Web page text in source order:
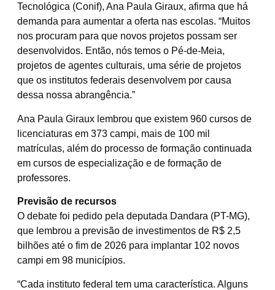
Tecnológica (Conif), Ana Paula Giraux, afirma que há
demanda para aumentar a oferta nas escolas. “Muitos
nos procuram para que novos projetos possam ser
desenvolvidos. Então, nós temos o Pé-de-Meia,
projetos de agentes culturais, uma série de projetos
que os institutos federais desenvolvem por causa
dessa nossa abrangência.”
Ana Paula Giraux lembrou que existem 960 cursos de
licenciaturas em 373 campi, mais de 100 mil
matrículas, além do processo de formação continuada
em cursos de especialização e de formação de
professores.
Previsão de recursos
O debate foi pedido pela deputada Dandara (PT-MG),
que lembrou a previsão de investimentos de R$ 2,5
bilhões até o fim de 2026 para implantar 102 novos
campi em 98 municípios.
“Cada instituto federal tem uma característica. Alguns